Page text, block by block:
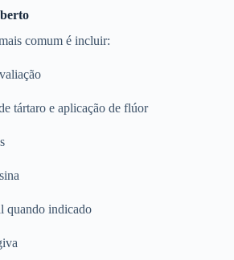
comum é incluir:
tártaro e aplicação de flúor
quando indicado